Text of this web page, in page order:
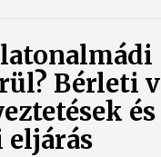
Bérleti